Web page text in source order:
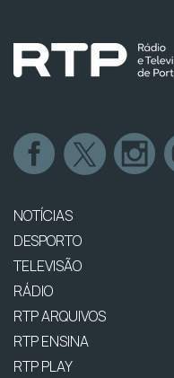
NOTÍCIAS
DESPORTO
TELEVISÃO
RÁDIO
RTP ARQUIVOS
RTP ENSINA
RTP PLAY